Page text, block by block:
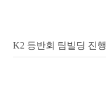
K2 등반회 팀빌딩 진행